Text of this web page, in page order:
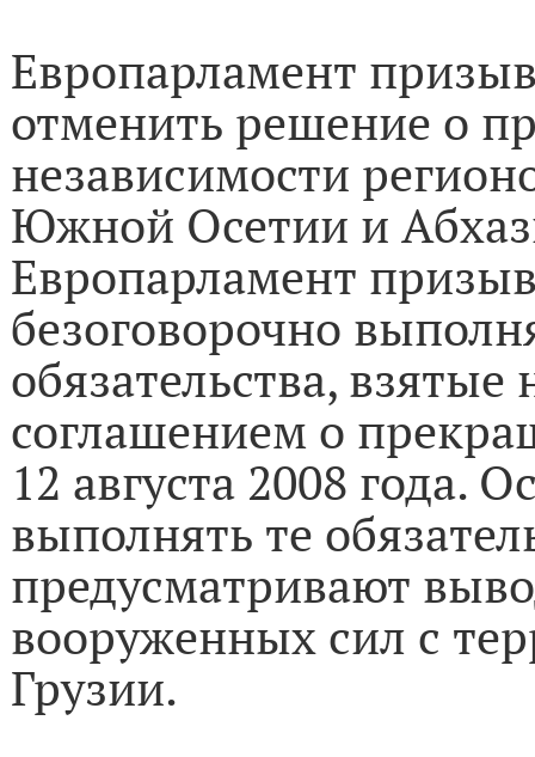
Европарламент
отменить решение о
независимости
Южной Осетии и
Европарламент
безоговорочно
обязательства, взятые
соглашением о
12 августа 2008 года.
выполнять те
предусматривают
вооруженных сил с
Грузии.